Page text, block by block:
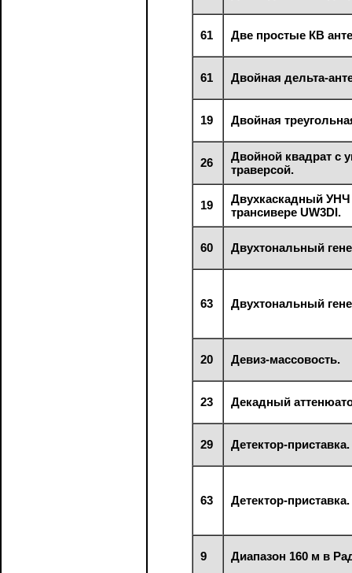
61 Две простые КВ
61 Двойная дельта-
19 Двойная
26
Двойной квадрат с
траверсой.
19
Двухкаскадный
трансивере UW3DI.
60 Двухтональный
63 Двухтональный
20 Девиз-массовость.
23 Декадный
29 Детектор-приставка.
63 Детектор-приставка.
9 Диапазон 160 м в